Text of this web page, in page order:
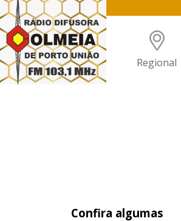
Regional
Confira algumas